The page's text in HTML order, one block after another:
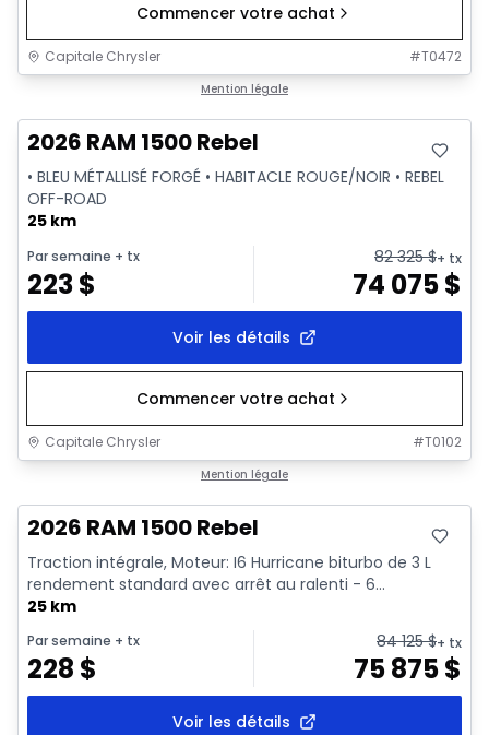
Commencer votre achat
Capitale Chrysler #T0472
Mention légale
2026 RAM 1500 Rebel
• BLEU MÉTALLISÉ FORGÉ • HABITACLE ROUGE/NOIR • REBEL
OFF-ROAD
25 km
Par semaine + tx
223$
82 325$+ tx
74 075$
Voir les détails
Commencer votre achat
Capitale Chrysler #T0102
Mention légale
2026 RAM 1500 Rebel
Traction intégrale, Moteur: I6 Hurricane biturbo de 3 L
rendement standard avec arrêt au ralenti - 6...
25 km
Par semaine + tx
228 $
84 125$+ tx
75 875$
Voir les détails